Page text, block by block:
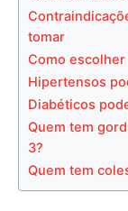
tomar
Como
Hipertensos
Diabéticos
Quem tem
3?
Quem tem